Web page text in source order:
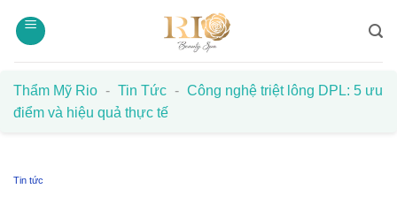
qua
Thẩm Mỹ Rio - Tin Tức - Công nghệ triệt lông DPL: 5 ưu
điểm và hiệu quả thực tế
Tin tức